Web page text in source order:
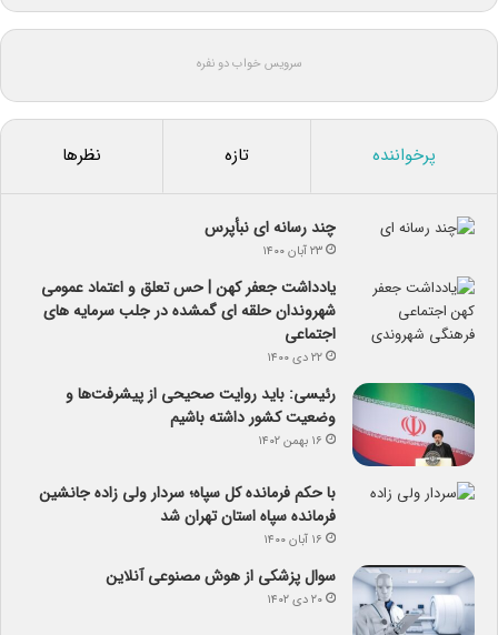
سرویس خواب دو نفره
پرخواننده تازه نظرها
چند رسانه ای نبأپرس
۲۳ آبان ۱۴۰۰
یادداشت جعفر کهن | حس تعلق و اعتماد عمومی
شهروندان حلقه ای گمشده در جلب سرمایه های
اجتماعی
۲۲ دی ۱۴۰۰
رئیسی: باید روایت صحیحی از پیشرفت‌ها و
وضعیت کشور داشته باشیم
۱۶ بهمن ۱۴۰۲
با حکم فرمانده کل سپاه؛ سردار ولی زاده جانشین
فرمانده سپاه استان تهران شد
۱۶ آبان ۱۴۰۰
سوال پزشکی از هوش مصنوعی آنلاین
۲۰ دی ۱۴۰۲